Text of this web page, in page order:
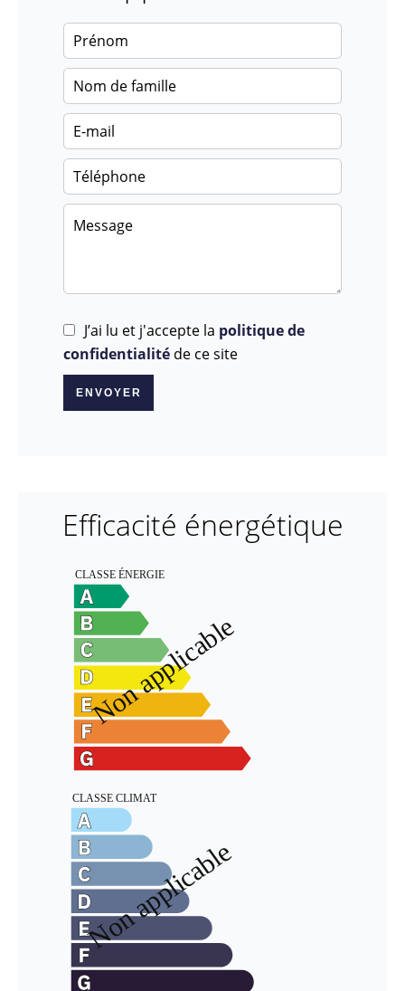
J’ai lu et j'accepte la politique de
confidentialité de ce site
ENVOYER
Efficacité énergétique